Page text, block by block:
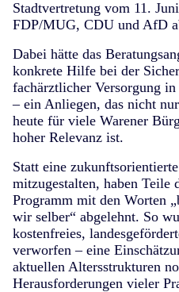
Stadtvertretung vom 11.
FDP/MUG, CDU und AfD
Dabei hätte das
konkrete Hilfe bei der
fachärztlicher Versorgung
– ein Anliegen, das nicht
heute für viele Warener
hoher Relevanz ist.
Statt eine
mitzugestalten, haben Teile
Programm mit den Worten
wir selber“ abgelehnt. So
kostenfreies,
verworfen – eine
aktuellen Altersstrukturen
Herausforderungen vieler